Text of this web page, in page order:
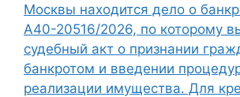
Москвы находится дело о
А40-20516/2026, по которому
судебный акт о признании
банкротом и введении
реализации имущества. Для